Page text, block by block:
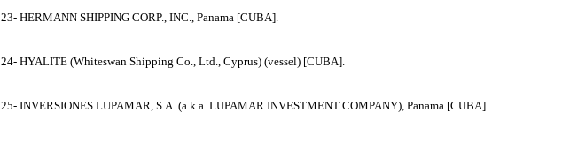
23- HERMANN SHIPPING CORP., INC., Panama [CUBA].
24- HYALITE (Whiteswan Shipping Co., Ltd., Cyprus) (vessel) [CUBA].
25- INVERSIONES LUPAMAR, S.A. (a.k.a. LUPAMAR INVESTMENT COMPANY), Panama [CUBA].